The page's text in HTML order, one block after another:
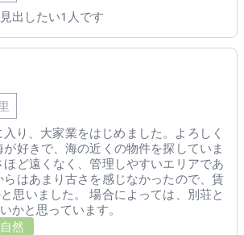
出したい1人です
り、大家業をはじめました。よろしく
好きで、海の近くの物件を探していま
ど遠くなく、管理しやすいエリアであ
らはあまり古さを感じなかったので、賃
思いました。 場合によっては、別荘と
かと思っています。
自然